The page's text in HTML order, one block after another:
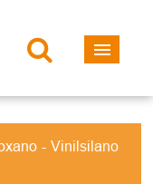
Vinilsilano